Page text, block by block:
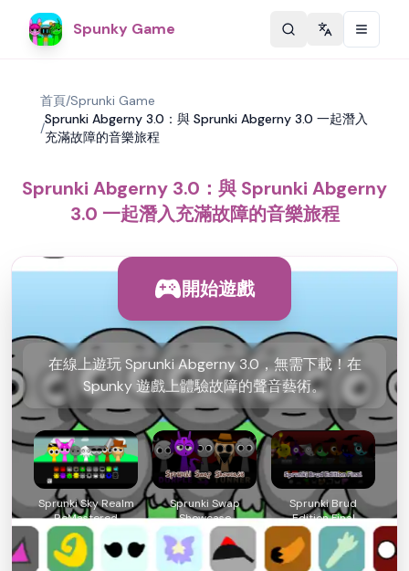
Spunky Game Change
首頁/Sprunki Game
/
Sprunki Abgerny 3.0：與 Sprunki Abgerny 3.0 一起潛入
充滿故障的音樂旅程
Sprunki Abgerny 3.0：與 Sprunki Abgerny
3.0 一起潛入充滿故障的音樂旅程
開始遊戲
在線上遊玩 Sprunki Abgerny 3.0，無需下載！在
Spunky 遊戲上體驗故障的聲音藝術。
Sprunki Sky Realm
ReMastered
Sprunki Swap
Showcase
Sprunki Brud
Edition Final